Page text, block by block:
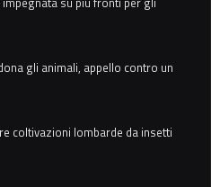
gli animali, appello contro un
coltivazioni lombarde da insetti